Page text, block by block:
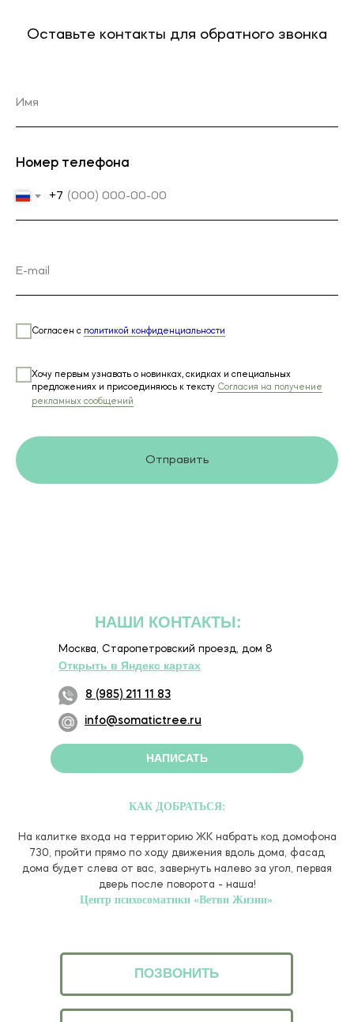
Оставьте контакты для обратного звонка
Номер телефона
+7
Согласен с политикой конфиденциальности
Хочу первым узнавать о новинках, скидках и специальных
предложениях и присоединяюсь к тексту Согласия на получение
рекламных сообщений
Отправить
НАШИ КОНТАКТЫ:
Москва, Старопетровский проезд, дом 8
Открыть в Яндекс картах
8 (985) 211 11 83
info@somatictree.ru
НАПИСАТЬ
КАК ДОБРАТЬСЯ:
На калитке входа на территорию ЖК набрать код домофона
730, пройти прямо по ходу движения вдоль дома, фасад
дома будет слева от вас, завернуть налево за угол, первая
дверь после поворота - наша!
Центр психосоматики «Ветви Жизни».
ПОЗВОНИТЬ